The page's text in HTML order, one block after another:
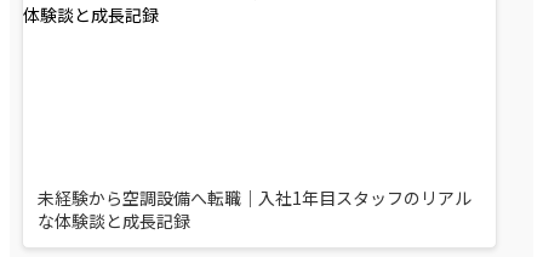
未経験から空調設備へ転職｜入社1年目スタッフのリアル
な体験談と成長記録